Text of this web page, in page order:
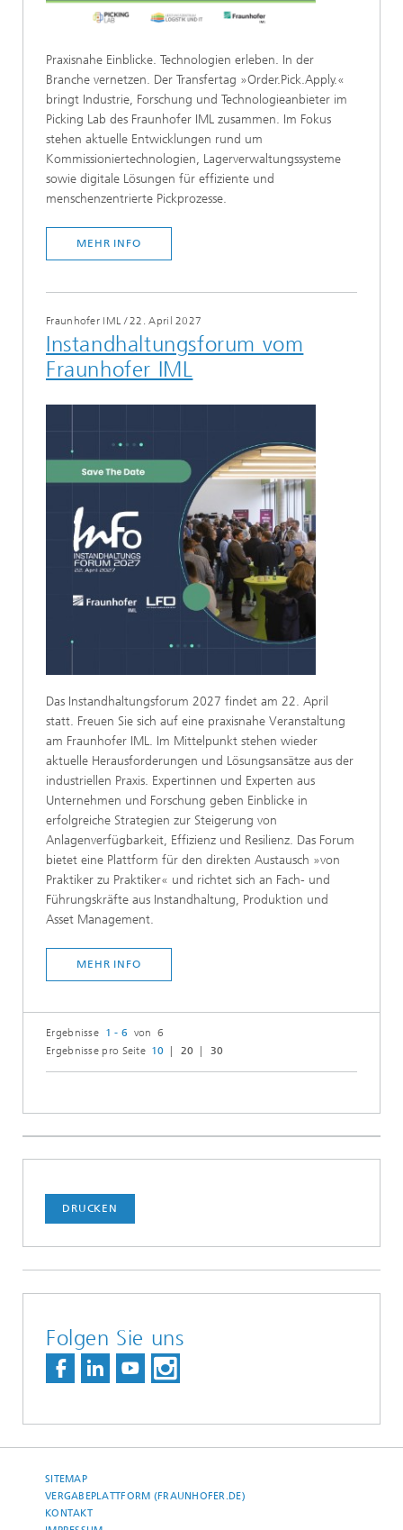
Praxisnahe Einblicke. Technologien erleben. In der
Branche vernetzen. Der Transfertag »Order.Pick.Apply.«
bringt Industrie, Forschung und Technologieanbieter im
Picking Lab des Fraunhofer IML zusammen. Im Fokus
stehen aktuelle Entwicklungen rund um
Kommissioniertechnologien, Lagerverwaltungssysteme
sowie digitale Lösungen für effiziente und
menschenzentrierte Pickprozesse.
MEHR INFO
Fraunhofer IML / 22. April 2027
Instandhaltungsforum vom
Fraunhofer IML
Das Instandhaltungsforum 2027 findet am 22. April
statt. Freuen Sie sich auf eine praxisnahe Veranstaltung
am Fraunhofer IML. Im Mittelpunkt stehen wieder
aktuelle Herausforderungen und Lösungsansätze aus der
industriellen Praxis. Expertinnen und Experten aus
Unternehmen und Forschung geben Einblicke in
erfolgreiche Strategien zur Steigerung von
Anlagenverfügbarkeit, Effizienz und Resilienz. Das Forum
bietet eine Plattform für den direkten Austausch »von
Praktiker zu Praktiker« und richtet sich an Fach- und
Führungskräfte aus Instandhaltung, Produktion und
Asset Management.
MEHR INFO
Ergebnisse 1 - 6 von 6
Ergebnisse pro Seite 10 20 30
DRUCKEN
Folgen Sie uns
SITEMAP
VERGABEPLATTFORM (FRAUNHOFER.DE)
KONTAKT